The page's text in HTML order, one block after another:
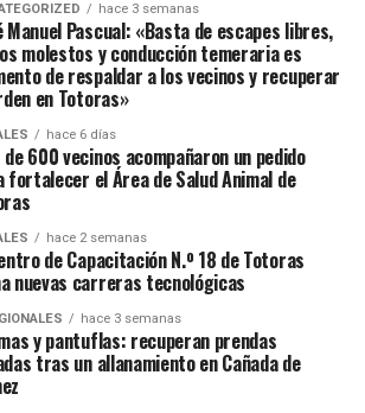
hace 3 semanas
Manuel Pascual: «Basta de escapes libres,
molestos y conducción temeraria es
de respaldar a los vecinos y recuperar
en Totoras»
hace 6 días
de 600 vecinos acompañaron un pedido
fortalecer el Área de Salud Animal de
hace 2 semanas
de Capacitación N.º 18 de Totoras
nuevas carreras tecnológicas
hace 3 semanas
y pantuflas: recuperan prendas
tras un allanamiento en Cañada de